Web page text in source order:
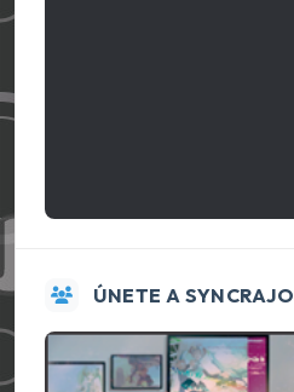
ÚNETE A SYNCRAJO